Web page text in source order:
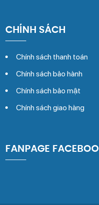
CHÍNH SÁCH
Chính sách thanh toán
Chính sách bảo hành
Chính sách bảo mật
Chính sách giao hàng
FANPAGE